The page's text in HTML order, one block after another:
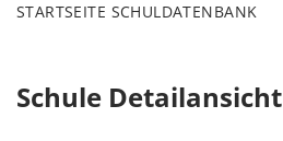
STARTSEITE SCHULDATENBANK
Schule Detailansicht